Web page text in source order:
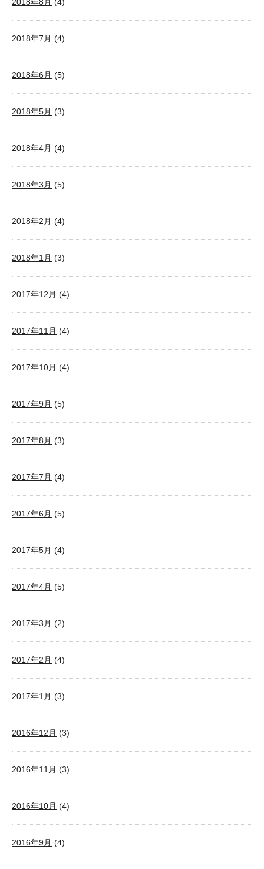
2018年7月 (4)
2018年6月 (5)
2018年5月 (3)
2018年4月 (4)
2018年3月 (5)
2018年2月 (4)
2018年1月 (3)
2017年12月 (4)
2017年11月 (4)
2017年10月 (4)
2017年9月 (5)
2017年8月 (3)
2017年7月 (4)
2017年6月 (5)
2017年5月 (4)
2017年4月 (5)
2017年3月 (2)
2017年2月 (4)
2017年1月 (3)
2016年12月 (3)
2016年11月 (3)
2016年10月 (4)
2016年9月 (4)